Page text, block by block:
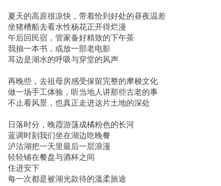
夏天的高原很凉快，带着恰到好处的昼夜温差
坐猪槽船去看水性杨花正开得烂漫
午后回民宿，管家备好精致的下午茶
我抽一本书，或放一部老电影
耳边是湖水的呼吸与穿堂的风声
再晚些，去祖母房感受保留完整的摩梭文化
做一场手工体验，听当地人讲那些古老的事
不止看风景，也真正走进这片土地的深处
日落时分，晚霞游荡成橘粉色的长河
蓝调时刻我们坐在湖边吃晚餐
泸沽湖把一天里最后一层浪漫
轻轻铺在餐盘与酒杯之间
住进安下
每一次都是被湖光款待的溫柔旅途